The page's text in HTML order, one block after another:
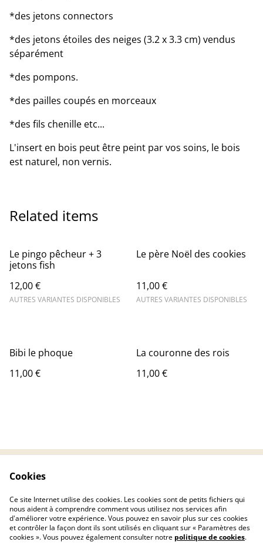
*des jetons connectors
*des jetons étoiles des neiges (3.2 x 3.3 cm) vendus
séparément
*des pompons.
*des pailles coupés en morceaux
*des fils chenille etc...
L'insert en bois peut être peint par vos soins, le bois
est naturel, non vernis.
Related items
Le pingo pêcheur + 3
jetons fish
12,00 €
AUTRES VARIANTES DISPONIBLES
Le père Noël des cookies
11,00 €
AUTRES VARIANTES DISPONIBLES
Bibi le phoque
11,00 €
La couronne des rois
11,00 €
Politique de
confidentialité
Politique de cookies
Cookies
Ce site Internet utilise des cookies. Les cookies sont de petits fichiers qui
nous aident à comprendre comment vous utilisez nos services afin
d'améliorer votre expérience. Vous pouvez en savoir plus sur ces cookies
et contrôler la façon dont ils sont utilisés en cliquant sur « Paramètres des
cookies ». Vous pouvez également consulter notre politique de cookies.